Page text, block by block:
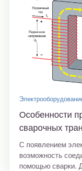
Особенности
сварочных
С появлением
возможность
помощью сварки.